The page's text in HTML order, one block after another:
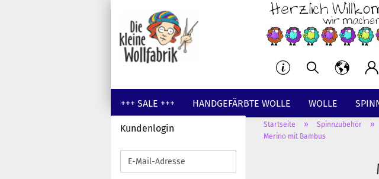
+++ SALE +++ HANDGEFÄRBTE WOLLE WOLLE
GUTSCHEINE WOLLE UNGEFÄRBT
Startseite » Spinnzubehör »
Merino mit Bambus
Kundenlogin
E-
Mail-